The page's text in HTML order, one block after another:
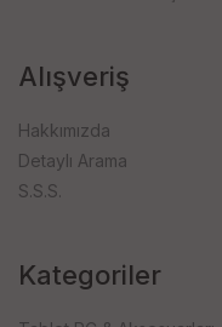
Alışveriş
Hakkımızda
Detaylı Arama
S.S.S.
Kategoriler